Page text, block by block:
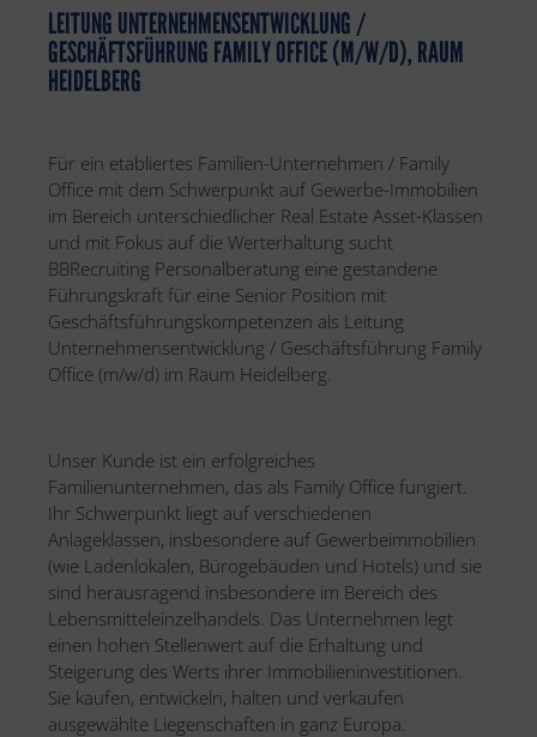
LEITUNG UNTERNEHMENSENTWICKLUNG /
GESCHÄFTSFÜHRUNG FAMILY OFFICE (M/W/D), RAUM
HEIDELBERG
Für ein etabliertes Familien-Unternehmen / Family
Office mit dem Schwerpunkt auf Gewerbe-Immobilien
im Bereich unterschiedlicher Real Estate Asset-Klassen
und mit Fokus auf die Werterhaltung sucht
BBRecruiting Personalberatung eine gestandene
Führungskraft für eine Senior Position mit
Geschäftsführungskompetenzen als Leitung
Unternehmensentwicklung / Geschäftsführung Family
Office (m/w/d) im Raum Heidelberg.
Unser Kunde ist ein erfolgreiches
Familienunternehmen, das als Family Office fungiert.
Ihr Schwerpunkt liegt auf verschiedenen
Anlageklassen, insbesondere auf Gewerbeimmobilien
(wie Ladenlokalen, Bürogebäuden und Hotels) und sie
sind herausragend insbesondere im Bereich des
Lebensmitteleinzelhandels. Das Unternehmen legt
einen hohen Stellenwert auf die Erhaltung und
Steigerung des Werts ihrer Immobilieninvestitionen.
Sie kaufen, entwickeln, halten und verkaufen
ausgewählte Liegenschaften in ganz Europa.